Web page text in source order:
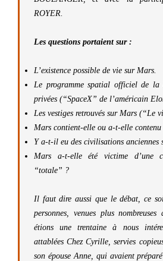
ROYER.
Les questions portaient sur :
L’existence possible de vie sur Mars.
Le programme spatial officiel de la
privées (“SpaceX” de l’américain
Les vestiges retrouvés sur Mars (“Le
Mars contient-elle ou a-t-elle
Y a-t-il eu des civilisations anciennes
Mars a-t-elle été victime d’une
“totale” ?
Il faut dire aussi que le débat, ce
personnes, venues plus nombreuses
étions une trentaine à nous
attablées Chez Cyrille, servies
son épouse Anne, qui avaient